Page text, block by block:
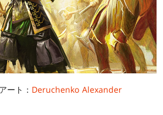
ート： Deruchenko Alexander